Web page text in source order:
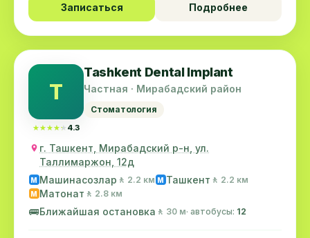
Записаться Подробнее
T
★★★★★
★★★★★ 4.3
Tashkent Dental Implant
Частная · Мирабадский район
Стоматология
г. Ташкент, Мирабадский р-н, ул.
Таллимаржон, 12д
M Машинасозлар 🚶 2.2 км M Ташкент 🚶 2.2 км
M Матонат 🚶 2.8 км
🚌Ближайшая остановка 🚶 30 м· автобусы: 12